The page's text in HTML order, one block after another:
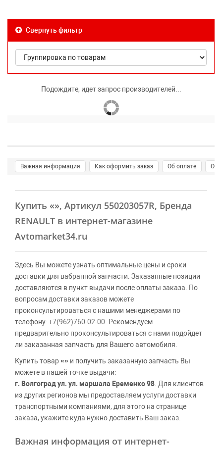
Свернуть фильтр
Подождите, идет запрос производителей...
Важная информация Как оформить заказ Об оплате О
Купить «», Артикул 550203057R, Бренда
RENAULT в интернет-магазине
Avtomarket34.ru
Здесь Вы можете узнать оптимальные цены и сроки
доставки для вабранной запчасти. Заказанные позиции
доставляются в пункт выдачи после оплаты заказа. По
вопросам доставки заказов можете
проконсультироваться с нашими менеджерами по
телефону:+7(962)760-02-00 . Рекомендуем
предварительно проконсультироваться с нами подойдет
ли заказанная запчасть для Вашего автомобиля.
Купить товар«» и получить заказанную запчасть Вы
можете в нашей точке выдачи:
г. Волгоград ул. ул. маршала Еременко 98 . Для клиентов
из других регионов мы предоставляем услуги доставки
транспортными компаниями, для этого на странице
заказа, укажите куда нужно доставить Ваш заказ.
Важная информация от интернет-